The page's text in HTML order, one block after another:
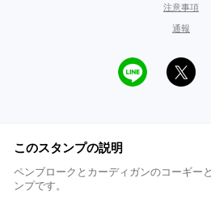
注意事項
通報
このスタンプの説明
ペンブロークとカーディガンのコーギー
ンプです。